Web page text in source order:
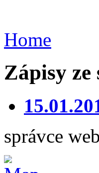
Home
Zápisy ze
správce